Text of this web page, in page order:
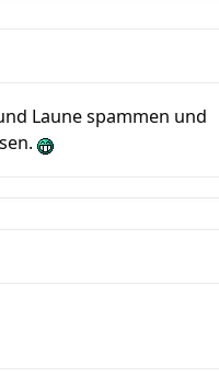
Laune spammen und